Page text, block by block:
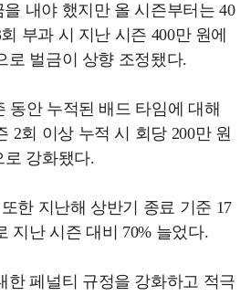
내야 했지만 올 시즌부터는 40
부과 시 지난 시즌 400만 원에
로 벌금이 상향 조정됐다.
동안 누적된 배드 타임에 대해
2회 이상 누적 시 회당 200만 원
로 강화됐다.
한 지난해 상반기 종료 기준 17
지난 시즌 대비 70% 늘었다.
한 페널티 규정을 강화하고 적극